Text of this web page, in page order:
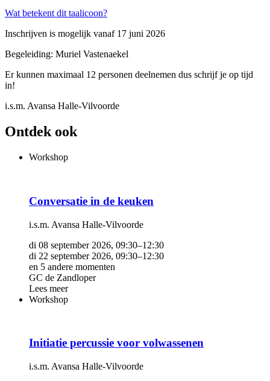
Wat betekent dit taalicoon?
Inschrijven is mogelijk vanaf 17 juni 2026
Begeleiding: Muriel Vastenaekel
Er kunnen maximaal 12 personen deelnemen dus schrijf je op tijd
in!
i.s.m. Avansa Halle-Vilvoorde
Ontdek ook
Workshop
Conversatie in de keuken
i.s.m. Avansa Halle-Vilvoorde
di 08 september 2026, 09:30–12:30
di 22 september 2026, 09:30–12:30
en 5 andere momenten
GC de Zandloper
Lees meer
Workshop
Initiatie percussie voor volwassenen
i.s.m. Avansa Halle-Vilvoorde